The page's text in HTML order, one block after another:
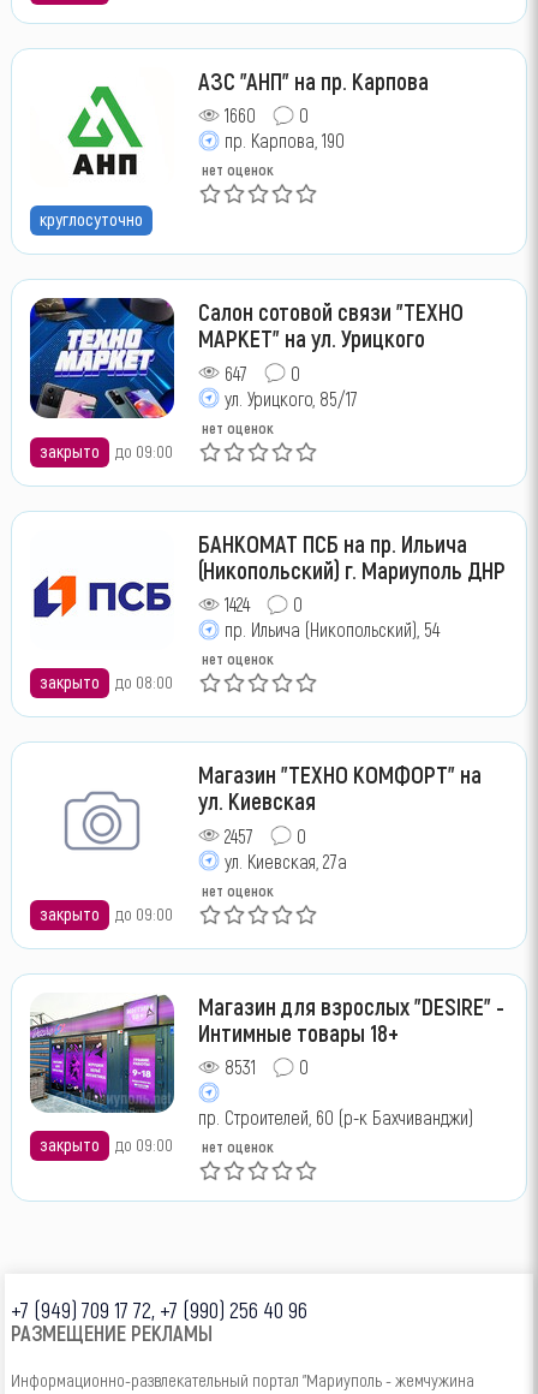
круглосуточно
АЗС "АНП" на пр. Карпова
1660
0
пр. Карпова, 190
нет оценок
закрыто до 09:00
Салон сотовой связи "ТЕХНО
МАРКЕТ" на ул. Урицкого
647
0
ул. Урицкого, 85/17
нет оценок
закрыто до 08:00
БАНКОМАТ ПСБ на пр. Ильича
(Никопольский) г. Мариуполь ДНР
1424
0
пр. Ильича (Никопольский), 54
нет оценок
закрыто до 09:00
Магазин "ТЕХНО КОМФОРТ" на
ул. Киевская
2457
0
ул. Киевская, 27а
нет оценок
закрыто до 09:00
Магазин для взрослых "DESIRE" -
Интимные товары 18+
8531 0
пр. Строителей, 60 (р-к Бахчиванджи)
нет оценок
+7 (949) 709 17 72, +7 (990) 256 40 96
РАЗМЕЩЕНИЕ РЕКЛАМЫ
Информационно-развлекательный портал "Мариуполь - жемчужина